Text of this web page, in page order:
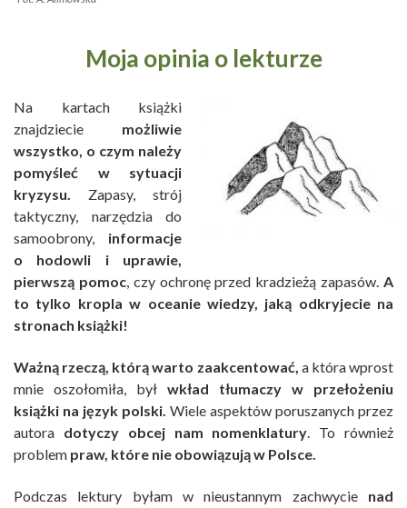
Moja opinia o lekturze
Na kartach książki
znajdziecie możliwie
wszystko, o czym należy
pomyśleć w sytuacji
kryzysu. Zapasy, strój
taktyczny, narzędzia do
samoobrony, informacje
o hodowli i uprawie,
pierwszą pomoc, czy ochronę przed kradzieżą zapasów.A
to tylko kropla w oceanie wiedzy, jaką odkryjecie na
stronach książki!
Ważną rzeczą, którą warto zaakcentować, a która wprost
mnie oszołomiła, był wkład tłumaczy w przełożeniu
książki na język polski. Wiele aspektów poruszanych przez
autora dotyczy obcej nam nomenklatury. To również
problem praw, które nie obowiązują w Polsce.
Podczas lektury byłam w nieustannym zachwycie nad